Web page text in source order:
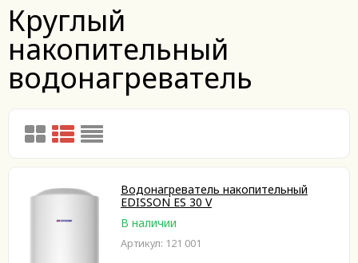
Круглый
накопительный
водонагреватель
Водонагреватель накопительный
EDISSON ES 30 V
В наличии
Артикул: 121 001